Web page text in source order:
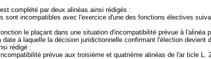
complété par deux alinéas ainsi rédigés :
incompatibles avec l'exercice d'une des fonctions électives
le plaçant dans une situation d'incompatibilité prévue à
à laquelle la décision juridictionnelle confirmant l'élection devient
rédigé :
prévue aux troisième et quatrième alinéas de l'ar ticle L.